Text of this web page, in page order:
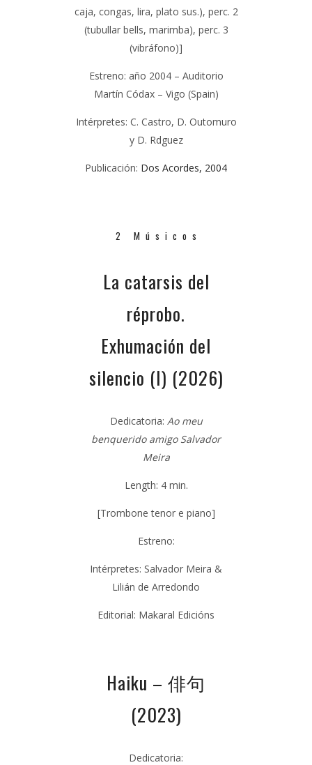
caja, congas, lira, plato sus.), perc. 2
(tubullar bells, marimba), perc. 3
(vibráfono)]
Estreno: año 2004 – Auditorio
Martín Códax – Vigo (Spain)
Intérpretes: C. Castro, D. Outomuro
y D. Rdguez
Publicación: Dos Acordes, 2004
2 Músicos
La catarsis del
réprobo.
Exhumación del
silencio (I) (2026)
Dedicatoria: Ao meu
benquerido amigo Salvador
Meira
Length: 4 min.
[Trombone tenor e piano]
Estreno:
Intérpretes: Salvador Meira &
Lilián de Arredondo
Editorial: Makaral Edicións
Haiku – 俳句
(2023)
Dedicatoria: